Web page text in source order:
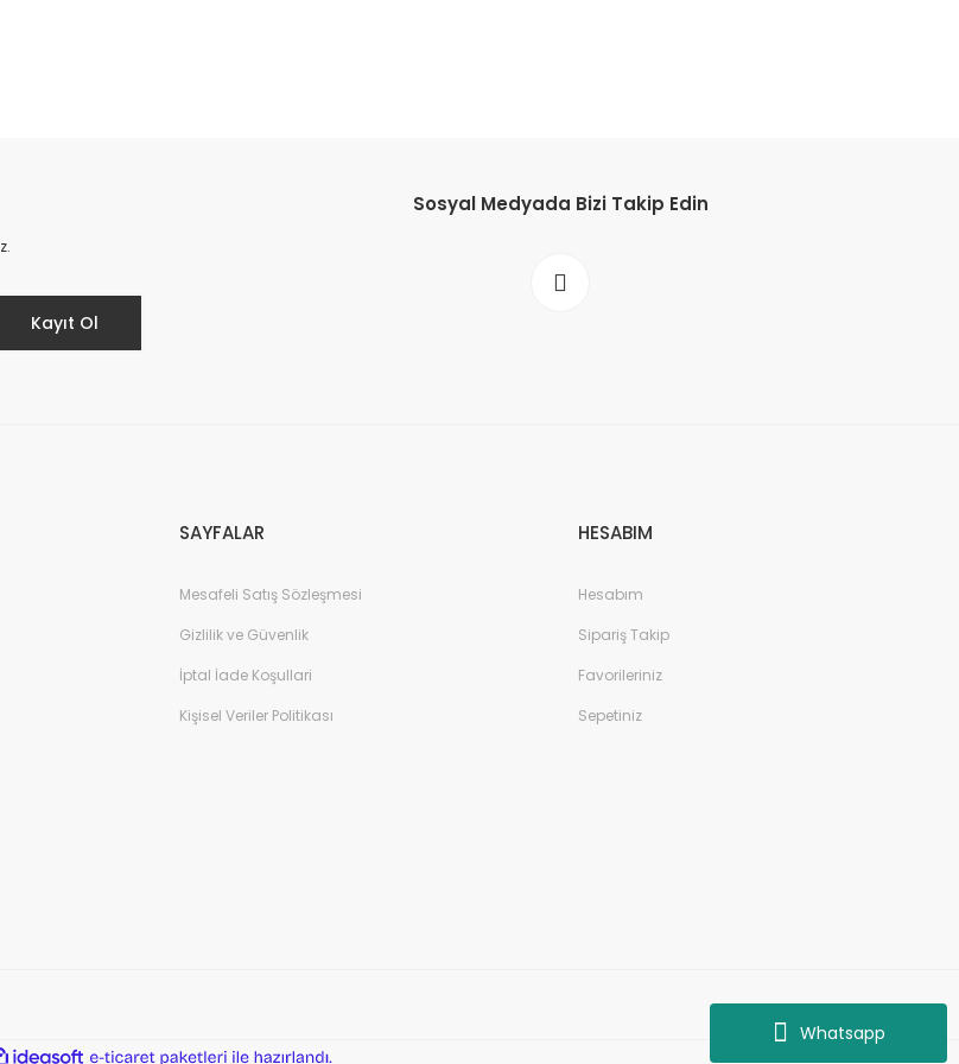
Whatsapp
Kayıt Ol
Sosyal Medyada Bizi Takip Edin
SAYFALAR
Mesafeli Satış Sözleşmesi
Gizlilik ve Güvenlik
İptal İade Koşullari
Kişisel Veriler Politikası
HESABIM
Hesabım
Sipariş Takip
Favorileriniz
Sepetiniz
ideasoft e-